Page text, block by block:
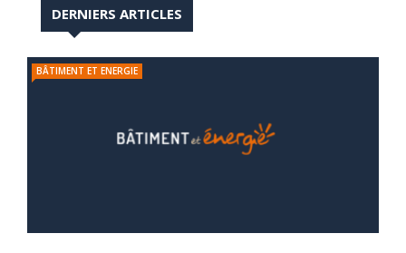
DERNIERS ARTICLES
BÂTIMENT ET ENERGIE